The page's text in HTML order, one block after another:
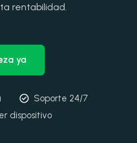
rentabilidad.
ya
Soporte 24/7
dispositivo